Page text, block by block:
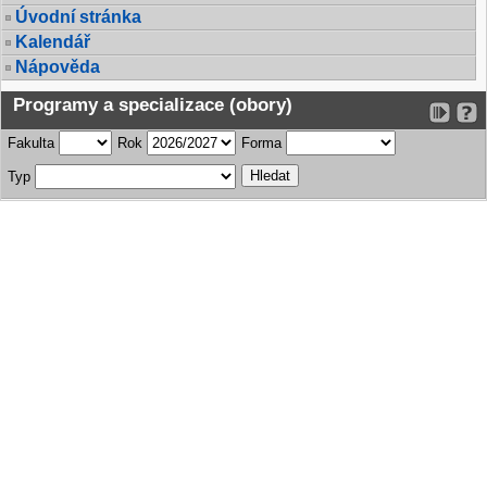
Úvodní stránka
Kalendář
Nápověda
Programy a specializace (obory)
Fakulta Rok Forma
Typ